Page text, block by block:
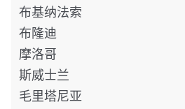
布基纳法索
布隆迪
摩洛哥
斯威士兰
毛里塔尼亚